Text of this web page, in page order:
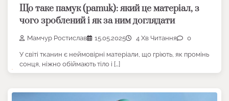
Що таке памук (pamuk): який це матеріал, з
чого зроблений і як за ним доглядати
Мамчур Ростислав 15.05.2025 4 Хв Читання 0
У світі тканин є неймовірні матеріали, що гріють, як промінь
сонця, ніжно обіймають тіло і […]